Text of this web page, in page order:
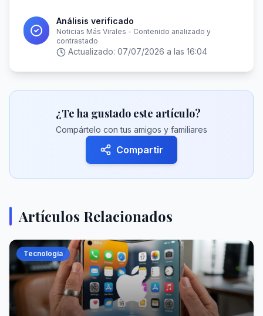
Análisis verificado
Noticias Más Virales - Contenido analizado y
contrastado
Actualizado: 07/07/2026 a las 16:04
¿Te ha gustado este artículo?
Compártelo con tus amigos y familiares
Compartir
Artículos Relacionados
Tecnología